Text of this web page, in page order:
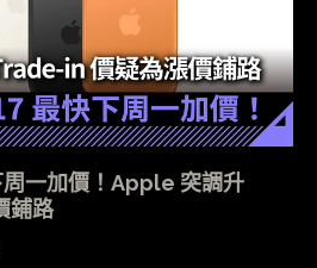
一加價！Apple 突調升
鋪路